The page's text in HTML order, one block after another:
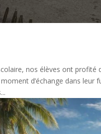
nos élèves ont profité
d’échange dans